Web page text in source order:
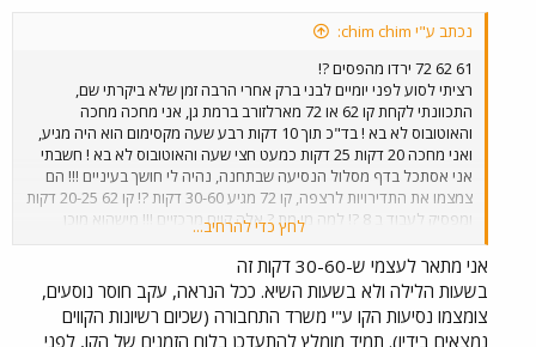
נכתב ע"י chim chim:
61 62 72 ירדו מהפסים ?!
רציתי לסוע לפני יומיים לבני ברק אחרי הרבה זמן שלא ביקרתי שם,
התכוונתי לקחת קו 62 או 72 מארלזורב ברמת גן, אני מחכה מחכה
והאוטובוס לא בא ! בד"כ תוך 10 דקות רבע שעה מקסימום הוא היה מגיע,
ואני מחכה 20 דקות 25 דקות כמעט חצי שעה והאוטובוס לא בא ! חשבתי
אני אסתכל בדף מסלול הנסיעה שבתחנה, נהיה לי חושך בעיניים !!! הם
צמצמו את התדירויות לרצפה, קו 72 מגיע 30-60 דקות ?! קו 62 20-25 דקות
ומפסיק לעבוד ב 8 ?! למה מי מת ? אלה קוים מרכזיים !!! מישהוא מוכן
לחץ כדי להרחיב...
אני מתאר לעצמי ש-30-60 דקות זה
בשעות הלילה ולא בשעות השיא. ככל הנראה, עקב חוסר נוסעים,
צומצמו נסיעות הקו ע"י משרד התחבורה (שכיום רשיונות הקווים
נמצאים בידיו). תמיד מומלץ להתעדכן בלוח הזמנים של הקו, לפני